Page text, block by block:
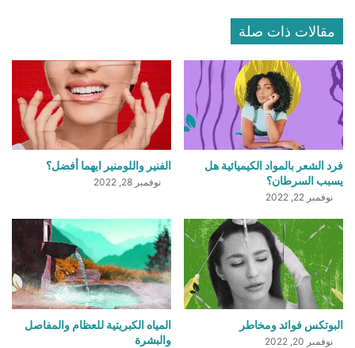
مقالات ذات صلة
فرد الشعر بالمواد الكيميائية هل
يسبب السرطان؟
نوفمبر 22, 2022
الفنير واللومنير ايهما أفضل؟
نوفمبر 28, 2022
البوتكس فوائد ومخاطر
نوفمبر 20, 2022
المياه الكبريتية للعظام والمفاصل
والبشرة